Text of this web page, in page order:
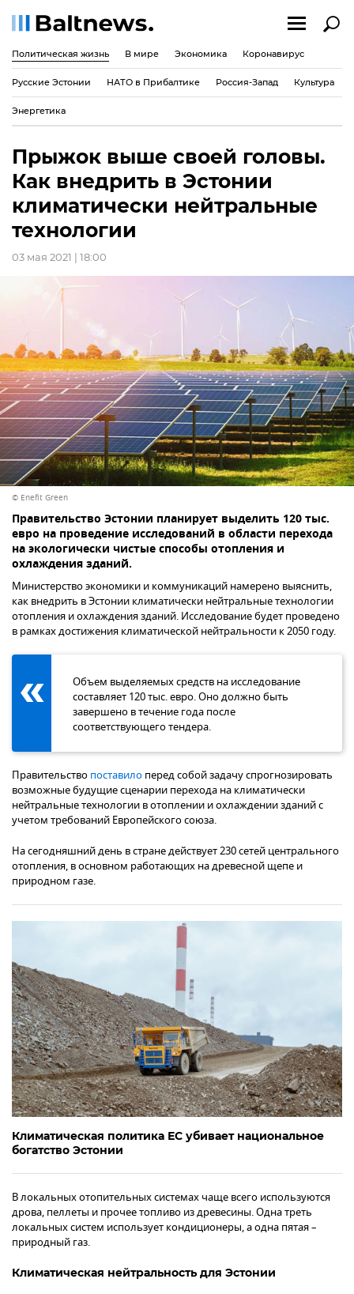
Политическая жизнь В мире Экономика Коронавирус
Русские Эстонии НАТО в Прибалтике Россия-Запад Культура
Энергетика
Прыжок выше своей головы.
Как внедрить в Эстонии
климатически нейтральные
технологии
03 мая 2021 | 18:00
© Enefit Green
Правительство Эстонии планирует выделить 120 тыс.
евро на проведение исследований в области перехода
на экологически чистые способы отопления и
охлаждения зданий.
Министерство экономики и коммуникаций намерено выяснить,
как внедрить в Эстонии климатически нейтральные технологии
отопления и охлаждения зданий. Исследование будет проведено
в рамках достижения климатической нейтральности к 2050 году.
Объем выделяемых средств на исследование
составляет 120 тыс. евро. Оно должно быть
завершено в течение года после
соответствующего тендера.
Правительство поставило перед собой задачу спрогнозировать
возможные будущие сценарии перехода на климатически
нейтральные технологии в отоплении и охлаждении зданий с
учетом требований Европейского союза.
На сегодняшний день в стране действует 230 сетей центрального
отопления, в основном работающих на древесной щепе и
природном газе.
Климатическая политика ЕС убивает национальное
богатство Эстонии
В локальных отопительных системах чаще всего используются
дрова, пеллеты и прочее топливо из древесины. Одна треть
локальных систем использует кондиционеры, а одна пятая –
природный газ.
Климатическая нейтральность для Эстонии